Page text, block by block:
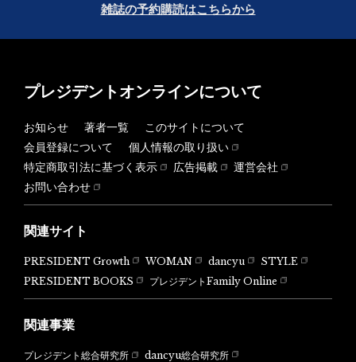
雑誌の予約購読はこちらから
プレジデントオンラインについて
お知らせ 著者一覧
このサイトについて
会員登録について
個人情報の取り扱い
特定商取引法に基づく表示
広告掲載
運営会社
お問い合わせ
関連サイト
PRESIDENT Growth WOMAN dancyu
STYLE
PRESIDENT BOOKS
プレジデントFamily Online
関連事業
プレジデント総合研究所 dancyu総合研究所